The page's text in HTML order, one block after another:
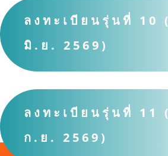
ลงทะเบียนรุ่นที่ 10
มิ.ย. 2569)
ลงทะเบียนรุ่นที่ 11
ก.ย. 2569)